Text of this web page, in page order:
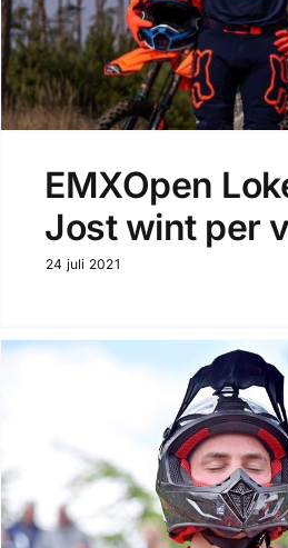
EMXOpen
Jost wint per
24 juli 2021